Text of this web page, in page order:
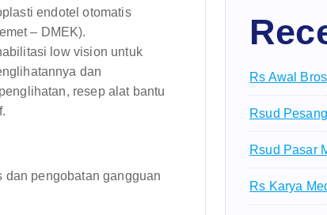
endotel otomatis
– DMEK).
low vision untuk
dan
resep alat bantu
pengobatan gangguan
Rs Awal
Rsud
Rsud Pasar
Rs Karya